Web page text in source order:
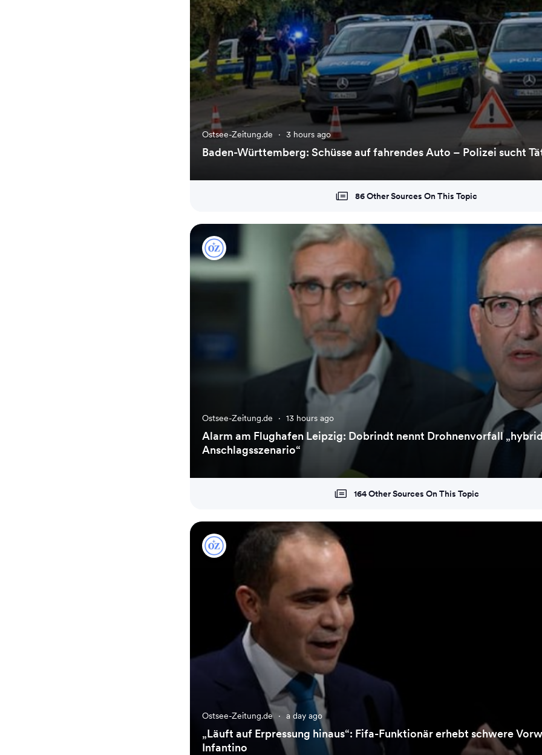
Ostsee-Zeitung.de · 3 hours ago
Baden-Württemberg: Schüsse auf fahrendes Auto – Polizei sucht
86 Other Sources On This Topic
Ostsee-Zeitung.de · 13 hours ago
Alarm am Flughafen Leipzig: Dobrindt nennt Drohnenvorfall
Anschlagsszenario“
164 Other Sources On This Topic
Ostsee-Zeitung.de · a day ago
„Läuft auf Erpressung hinaus“: Fifa-Funktionär erhebt schwere
Infantino